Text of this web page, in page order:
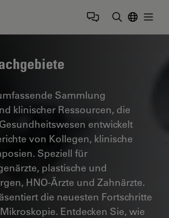
Sammlung
klinischer Ressourcen, die
entwickelt
von Kollegen, klinische
Speziell für
plastische und
HNO-Ärzte und Zahnärzte.
die neuesten Fortschritte
Entdecken Sie, wie